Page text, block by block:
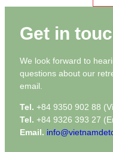
Get in
We look forward to
questions about our
email.
Tel. +84 9350 902 88
Tel. +84 9326 393 27
Email.